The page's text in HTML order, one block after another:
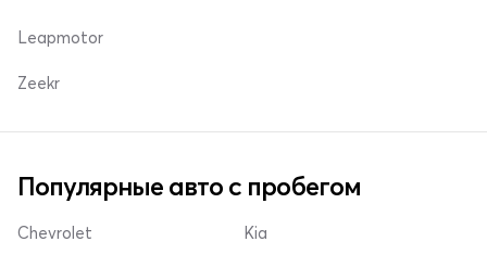
Leapmotor
Zeekr
Популярные авто с пробегом
Chevrolet Kia